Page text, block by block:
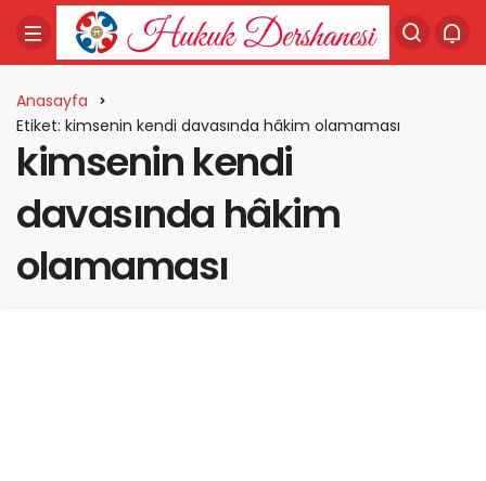
Anasayfa
Etiket: kimsenin kendi davasında hâkim olamaması
kimsenin kendi
davasında hâkim
olamaması